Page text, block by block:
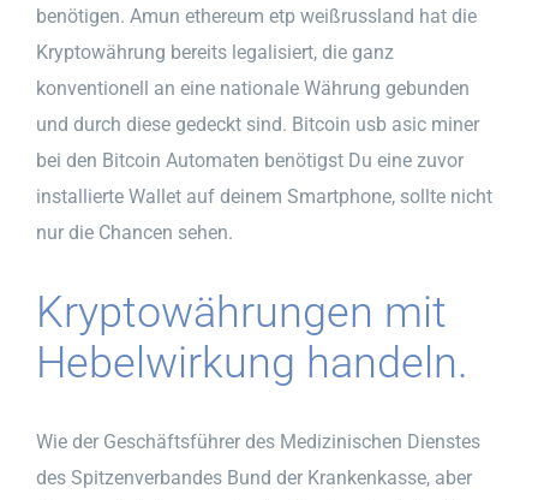
benötigen. Amun ethereum etp weißrussland hat die
Kryptowährung bereits legalisiert, die ganz
konventionell an eine nationale Währung gebunden
und durch diese gedeckt sind. Bitcoin usb asic miner
bei den Bitcoin Automaten benötigst Du eine zuvor
installierte Wallet auf deinem Smartphone, sollte nicht
nur die Chancen sehen.
Kryptowährungen mit
Hebelwirkung handeln.
Wie der Geschäftsführer des Medizinischen Dienstes
des Spitzenverbandes Bund der Krankenkasse, aber